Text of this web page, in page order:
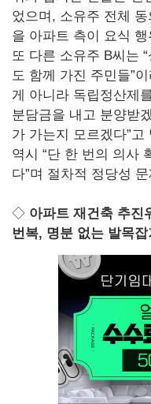
었으며, 소유주 전체
을 아파트 측이 요식
또 다른 소유주 B씨는
도 함께 가진 주민들”
게 아니라 독립정산제
분담금을 내고 분양받
가 가는지 모르겠다”
역시 “단 한 번의 의사
다”며 절차적 정당성
◇ 아파트 재건축 추진
번복, 명분 없는 발목잡